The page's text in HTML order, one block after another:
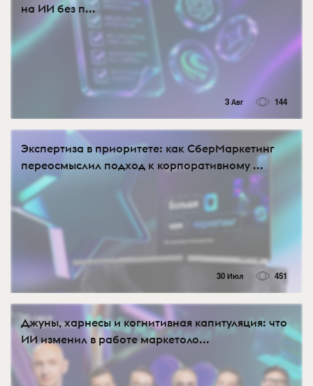
на ИИ без п...
3 Авг 144
Экспертиза в приоритете: как СберМаркетинг
переосмыслил подход к корпоративному ...
30 Июл 451
Джуны, харнесы и когнитивная капитуляция: что
ИИ изменил в работе маркетоло...